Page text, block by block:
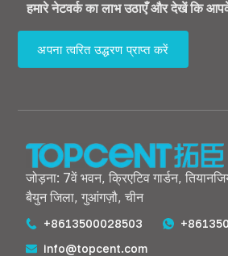
हमारे नेटवर्क का लाभ उठाएँ और देखें कि
अपना त्वरित उद्धरण प्राप्त करें
जोड़ना: 7वें भवन, क्रिएटिव गार्डन,
बैयुन जिला, गुआंगज़ौ, चीन
+8613500028503
info@topcent.com